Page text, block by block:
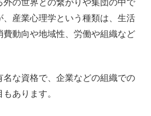
の世界との繋がりや集団の中で
産業心理学という種類は、生活
動向や地域性、労働や組織など
な資格で、企業などの組織での
あります。